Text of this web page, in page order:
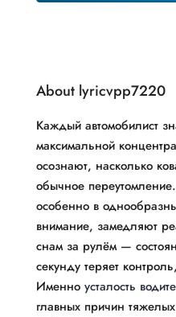
About lyricvpp7220
Каждый автомобилист
максимальной
осознают, насколько
обычное
особенно в
внимание, замедляют
снам за рулём —
секунду теряет
Именно усталость
главных причин